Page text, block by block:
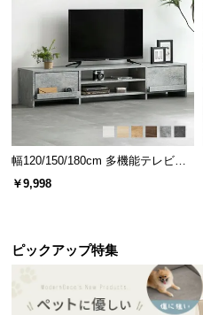
幅120/150/180cm 多機能テレビボ
ード 木目/石目調 オープン収納・
引き出し収納付き
￥9,998
ピックアップ特集